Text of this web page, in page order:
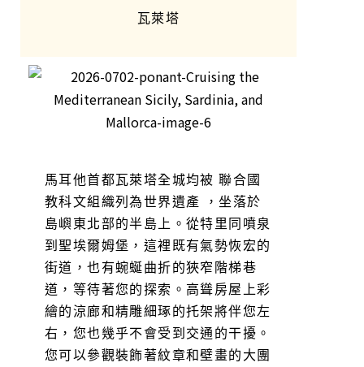
瓦萊塔
馬耳他首都瓦萊塔全城均被 聯合國
教科文組織列為世界遺產 ，坐落於
島嶼東北部的半島上。從特里同噴泉
到聖埃爾姆堡，這裡既有氣勢恢宏的
街道，也有蜿蜒曲折的狹窄階梯巷
道，等待著您的探索。高聳房屋上彩
繪的涼廊和精雕細琢的托架將伴您左
右，您也幾乎不會受到交通的干擾。
您可以參觀裝飾著紋章和壁畫的大團